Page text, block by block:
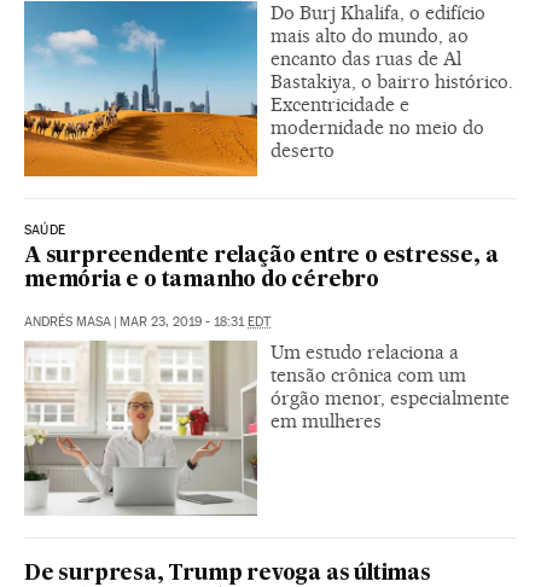
Do Burj Khalifa, o edifício
mais alto do mundo, ao
encanto das ruas de Al
Bastakiya, o bairro histórico.
Excentricidade e
modernidade no meio do
deserto
SAÚDE
A surpreendente relação entre o estresse, a
memória e o tamanho do cérebro
ANDRÉS MASA MAR 23, 2019 - 18:31 EDT
Um estudo relaciona a
tensão crônica com um
órgão menor, especialmente
em mulheres
De surpresa, Trump revoga as últimas